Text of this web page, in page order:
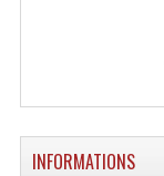
INFORMATIONS